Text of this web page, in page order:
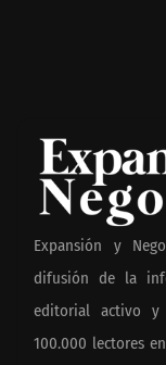
Expansión y
difusión de la
editorial activo y
100.000 lectores